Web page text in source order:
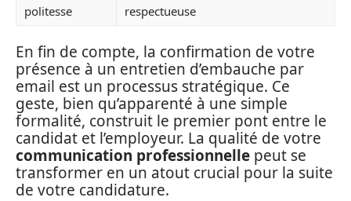
politesse
respectueuse
En fin de compte, la confirmation de votre
présence à un entretien d’embauche par
email est un processus stratégique. Ce
geste, bien qu’apparenté à une simple
formalité, construit le premier pont entre le
candidat et l’employeur. La qualité de votre
communication professionnelle peut se
transformer en un atout crucial pour la suite
de votre candidature.